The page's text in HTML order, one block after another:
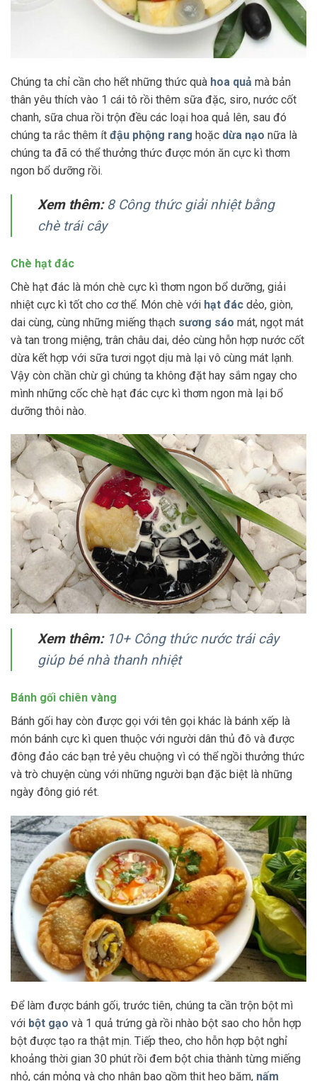
Chúng ta chỉ cần cho hết những thức quà hoa quả mà bản
thân yêu thích vào 1 cái tô rồi thêm sữa đặc, siro, nước cốt
chanh, sữa chua rồi trộn đều các loại hoa quả lên, sau đó
chúng ta rắc thêm ít đậu phộng rang hoặc dừa nạo nữa là
chúng ta đã có thể thưởng thức được món ăn cực kì thơm
ngon bổ dưỡng rồi.
Xem thêm: 8 Công thức giải nhiệt bằng
chè trái cây
Chè hạt đác
Chè hạt đác là món chè cực kì thơm ngon bổ dưỡng, giải
nhiệt cực kì tốt cho cơ thể. Món chè với hạt đác dẻo, giòn,
dai cùng, cùng những miếng thạch sương sáo mát, ngọt mát
và tan trong miệng, trân châu dai, dẻo cùng hỗn hợp nước cốt
dừa kết hợp với sữa tươi ngọt dịu mà lại vô cùng mát lạnh.
Vậy còn chần chừ gì chúng ta không đặt hay sắm ngay cho
mình những cốc chè hạt đác cực kì thơm ngon mà lại bổ
dưỡng thôi nào.
Xem thêm: 10+ Công thức nước trái cây
giúp bé nhà thanh nhiệt
Bánh gối chiên vàng
Bánh gối hay còn được gọi với tên gọi khác là bánh xếp là
món bánh cực kì quen thuộc với người dân thủ đô và được
đông đảo các bạn trẻ yêu chuộng vì có thể ngồi thưởng thức
và trò chuyện cùng với những người bạn đặc biệt là những
ngày đông gió rét.
Để làm được bánh gối, trước tiên, chúng ta cần trộn bột mì
với bột gạo và 1 quả trứng gà rồi nhào bột sao cho hỗn hợp
bột được tạo ra thật mịn. Tiếp theo, cho hỗn hợp bột nghỉ
khoảng thời gian 30 phút rồi đem bột chia thành từng miếng
nhỏ, cán mỏng và cho nhân bao gồm thịt heo băm, nấm